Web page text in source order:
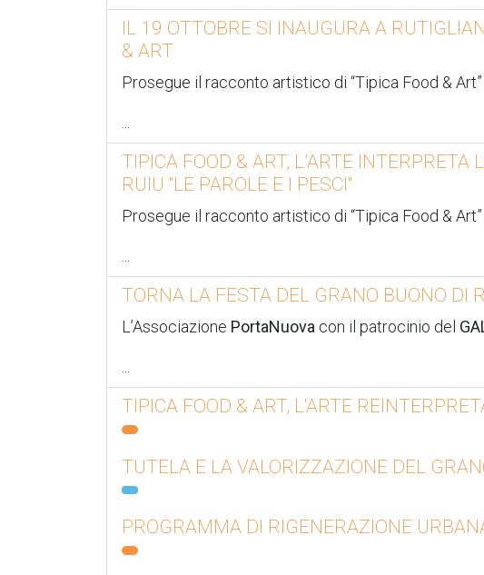
IL 19 OTTOBRE SI INAUGURA A
& ART
Prosegue il racconto artistico di “Tipica Food &
...
TIPICA FOOD & ART, L’ARTE
RUIU "LE PAROLE E I PESCI"
Prosegue il racconto artistico di “Tipica Food &
...
TORNA LA FESTA DEL GRANO BUONO DI
L’Associazione PortaNuova con il patrocinio del
...
TIPICA FOOD & ART, L'ARTE
TUTELA E LA VALORIZZAZIONE DEL
PROGRAMMA DI RIGENERAZIONE